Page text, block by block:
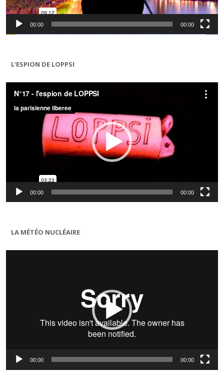
00:00 00:00
L’ESPION DE LOPPSI
Lecteur
vidéo
00:00 00:00
LA MÉTÉO NUCLÉAIRE
Lecteur
00:00 00:00